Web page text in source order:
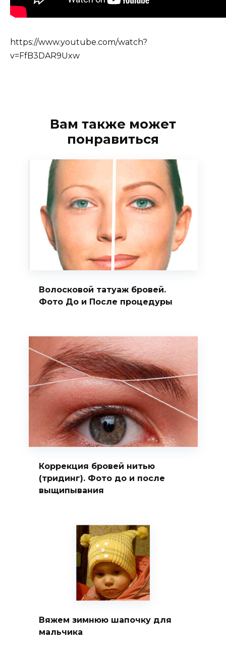
https://www.youtube.com/watch?
v=FfB3DAR9Uxw
Вам также может
понравиться
Волосковой татуаж бровей.
Фото До и После процедуры
Коррекция бровей нитью
(тридинг). Фото до и после
выщипывания
Вяжем зимнюю шапочку для
мальчика